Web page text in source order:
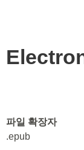
파일 확장자
.epub